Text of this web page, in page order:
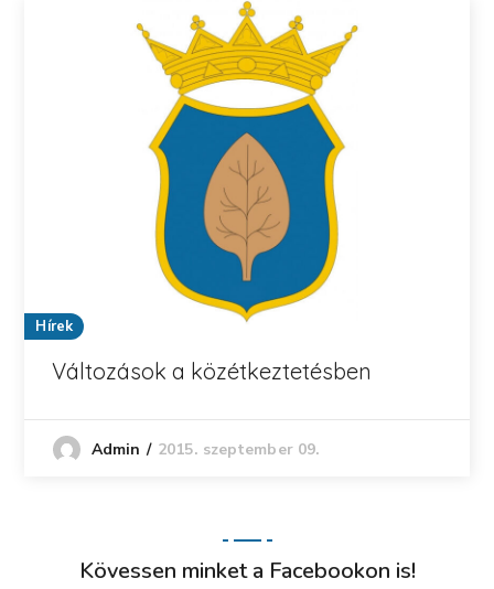
Hírek
Változások a közétkeztetésben
Admin 2015. szeptember 09.
Kövessen minket a Facebookon is!